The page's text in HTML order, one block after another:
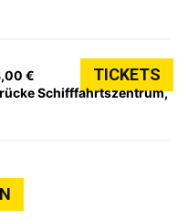
Schifffahrtszentrum,
€ TICKETS